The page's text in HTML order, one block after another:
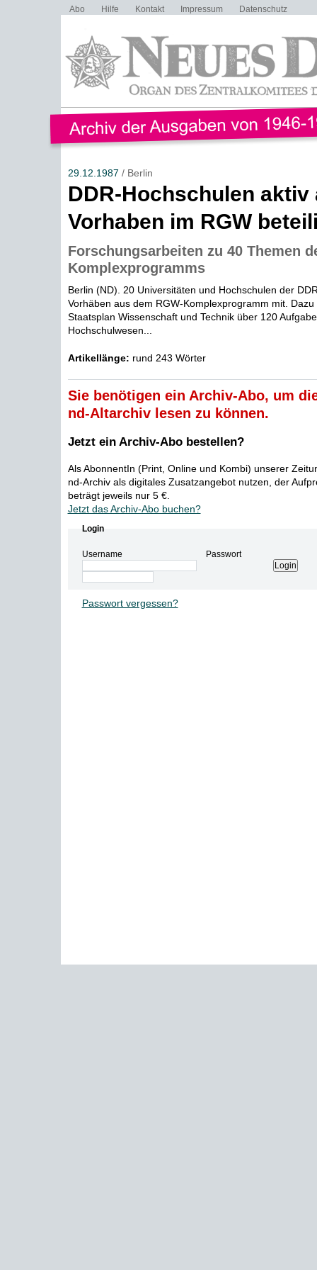
Abo Hilfe Kontakt Impressum Datenschutz
29.12.1987 / Berlin
DDR-Hochschulen aktiv
Vorhaben im RGW
Forschungsarbeiten zu 40 Themen
Komplexprogramms
Berlin (ND). 20 Universitäten und Hochschulen der
Vorhäben aus dem RGW-Komplexprogramm mit. Dazu
Staatsplan Wissenschaft und Technik über 120
Hochschulwesen...
Artikellänge: rund 243 Wörter
Sie benötigen ein Archiv-Abo, um
nd-Altarchiv lesen zu können.
Jetzt ein Archiv-Abo bestellen?
Als AbonnentIn (Print, Online und Kombi) unserer
nd-Archiv als digitales Zusatzangebot nutzen, der
beträgt jeweils nur 5 €.
Jetzt das Archiv-Abo buchen?
Login
Username Passwort
Passwort vergessen?